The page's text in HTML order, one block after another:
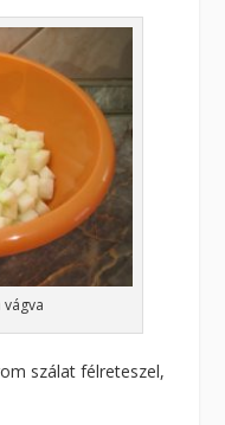
szálat félreteszel,